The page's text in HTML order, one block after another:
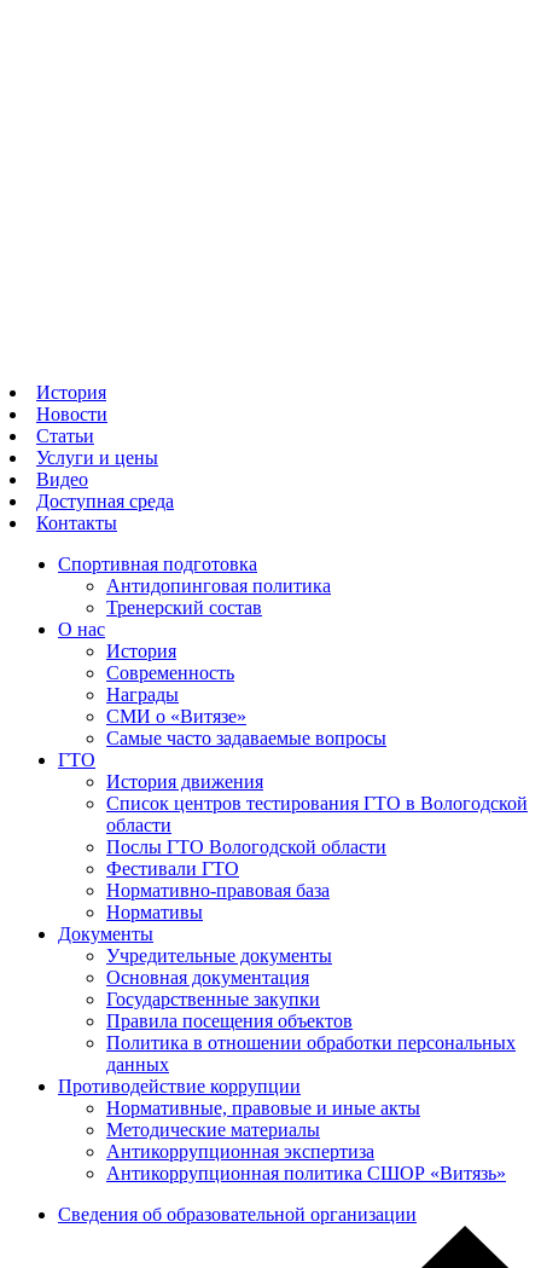
История
Новости
Статьи
Услуги и цены
Видео
Доступная среда
Контакты
Спортивная подготовка
Антидопинговая политика
Тренерский состав
О нас
История
Современность
Награды
СМИ о «Витязе»
Самые часто задаваемые вопросы
ГТО
История движения
Список центров тестирования ГТО в Вологодской
области
Послы ГТО Вологодской области
Фестивали ГТО
Нормативно-правовая база
Нормативы
Документы
Учредительные документы
Основная документация
Государственные закупки
Правила посещения объектов
Политика в отношении обработки персональных
данных
Противодействие коррупции
Нормативные, правовые и иные акты
Методические материалы
Антикоррупционная экспертиза
Антикоррупционная политика СШОР «Витязь»
Сведения об образовательной организации